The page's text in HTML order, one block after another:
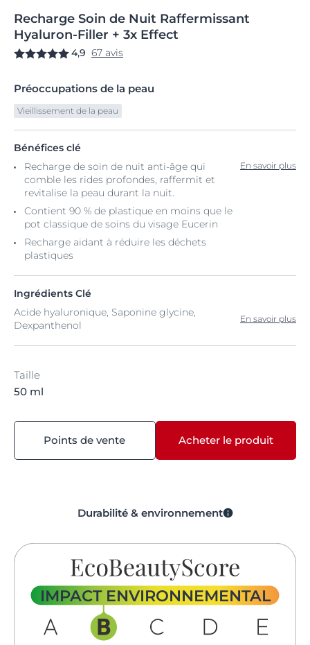
Recharge Soin de Nuit Raffermissant
Hyaluron-Filler + 3x Effect
4,9 67 avis
Préoccupations de la peau
Vieillissement de la peau
Bénéfices clé
Recharge de soin de nuit anti-âge qui
comble les rides profondes, raffermit et
revitalise la peau durant la nuit.
Contient 90 % de plastique en moins que le
pot classique de soins du visage Eucerin
Recharge aidant à réduire les déchets
plastiques
En savoir plus
Ingrédients Clé
Acide hyaluronique, Saponine glycine,
Dexpanthenol
En savoir plus
Taille
50 ml
Points de vente Acheter le produit
Durabilité & environnement
IMPACT ENVIRONNEMENTAL